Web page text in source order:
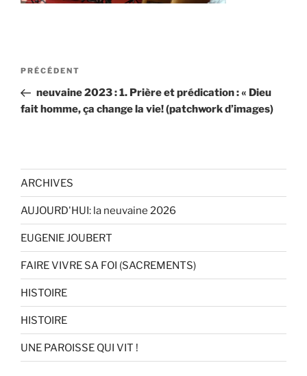
Navigation
l’article
Article
précédent
PRÉCÉDENT
neuvaine 2023 : 1. Prière et prédication : « Dieu
fait homme, ça change la vie! (patchwork d’images)
ARCHIVES
AUJOURD'HUI: la neuvaine 2026
EUGENIE JOUBERT
FAIRE VIVRE SA FOI (SACREMENTS)
HISTOIRE
HISTOIRE
UNE PAROISSE QUI VIT !